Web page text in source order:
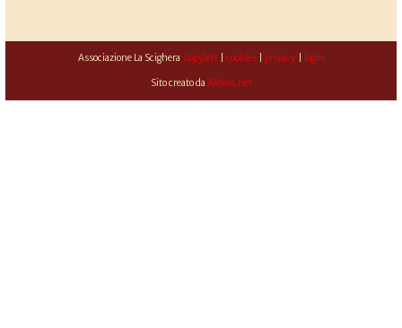
Associazione La Scighera copyleft| cookies| privacy| login
Sito creato da Alekos.net